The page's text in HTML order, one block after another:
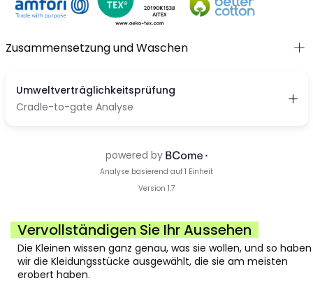
Zusammensetzung und Waschen
Vervollständigen Sie Ihr Aussehen
Die Kleinen wissen ganz genau, was sie wollen, und so haben
wir die Kleidungsstücke ausgewählt, die sie am meisten
erobert haben.